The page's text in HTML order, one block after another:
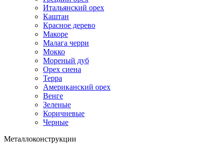
Итальянский орех
Каштан
Красное дерево
Макоре
Малага черри
Мокко
Мореный дуб
Орех сиена
Терра
Американский орех
Венге
Зеленые
Коричневые
Черные
Металлоконструкции